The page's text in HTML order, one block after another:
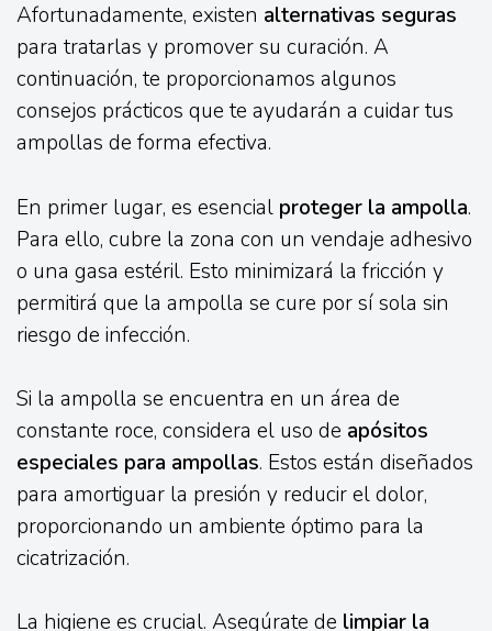
Afortunadamente, existen alternativas seguras
para tratarlas y promover su curación. A
continuación, te proporcionamos algunos
consejos prácticos que te ayudarán a cuidar tus
ampollas de forma efectiva.
En primer lugar, es esencial proteger la ampolla.
Para ello, cubre la zona con un vendaje adhesivo
o una gasa estéril. Esto minimizará la fricción y
permitirá que la ampolla se cure por sí sola sin
riesgo de infección.
Si la ampolla se encuentra en un área de
constante roce, considera el uso de apósitos
especiales para ampollas. Estos están diseñados
para amortiguar la presión y reducir el dolor,
proporcionando un ambiente óptimo para la
cicatrización.
La higiene es crucial. Asegúrate de limpiar la